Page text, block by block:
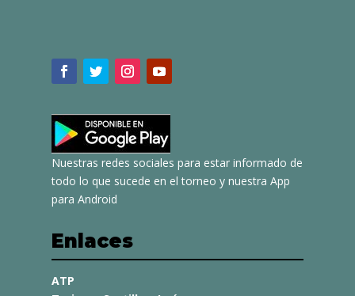
Nuestras redes sociales para estar informado de
todo lo que sucede en el torneo y nuestra App
para Android
Enlaces
ATP